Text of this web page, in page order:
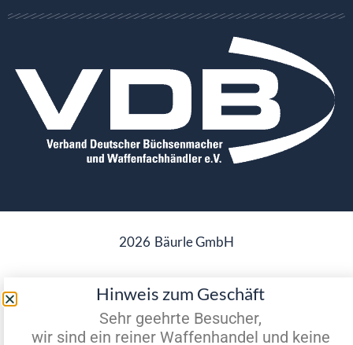
2026 Bäurle GmbH
Datenschutz Impressum
Hinweis zum Geschäft
Sehr geehrte Besucher,
wir sind ein reiner Waffenhandel und keine